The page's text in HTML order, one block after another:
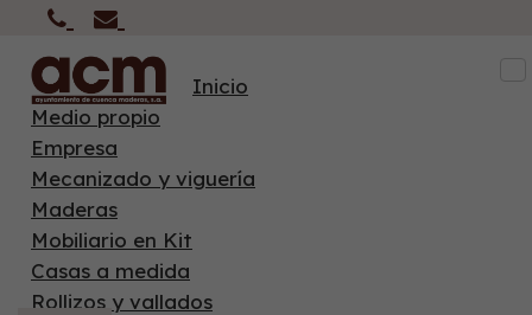
Inicio
Medio propio
Empresa
Mecanizado y viguería
Maderas
Mobiliario en Kit
Casas a medida
Rollizos y vallados